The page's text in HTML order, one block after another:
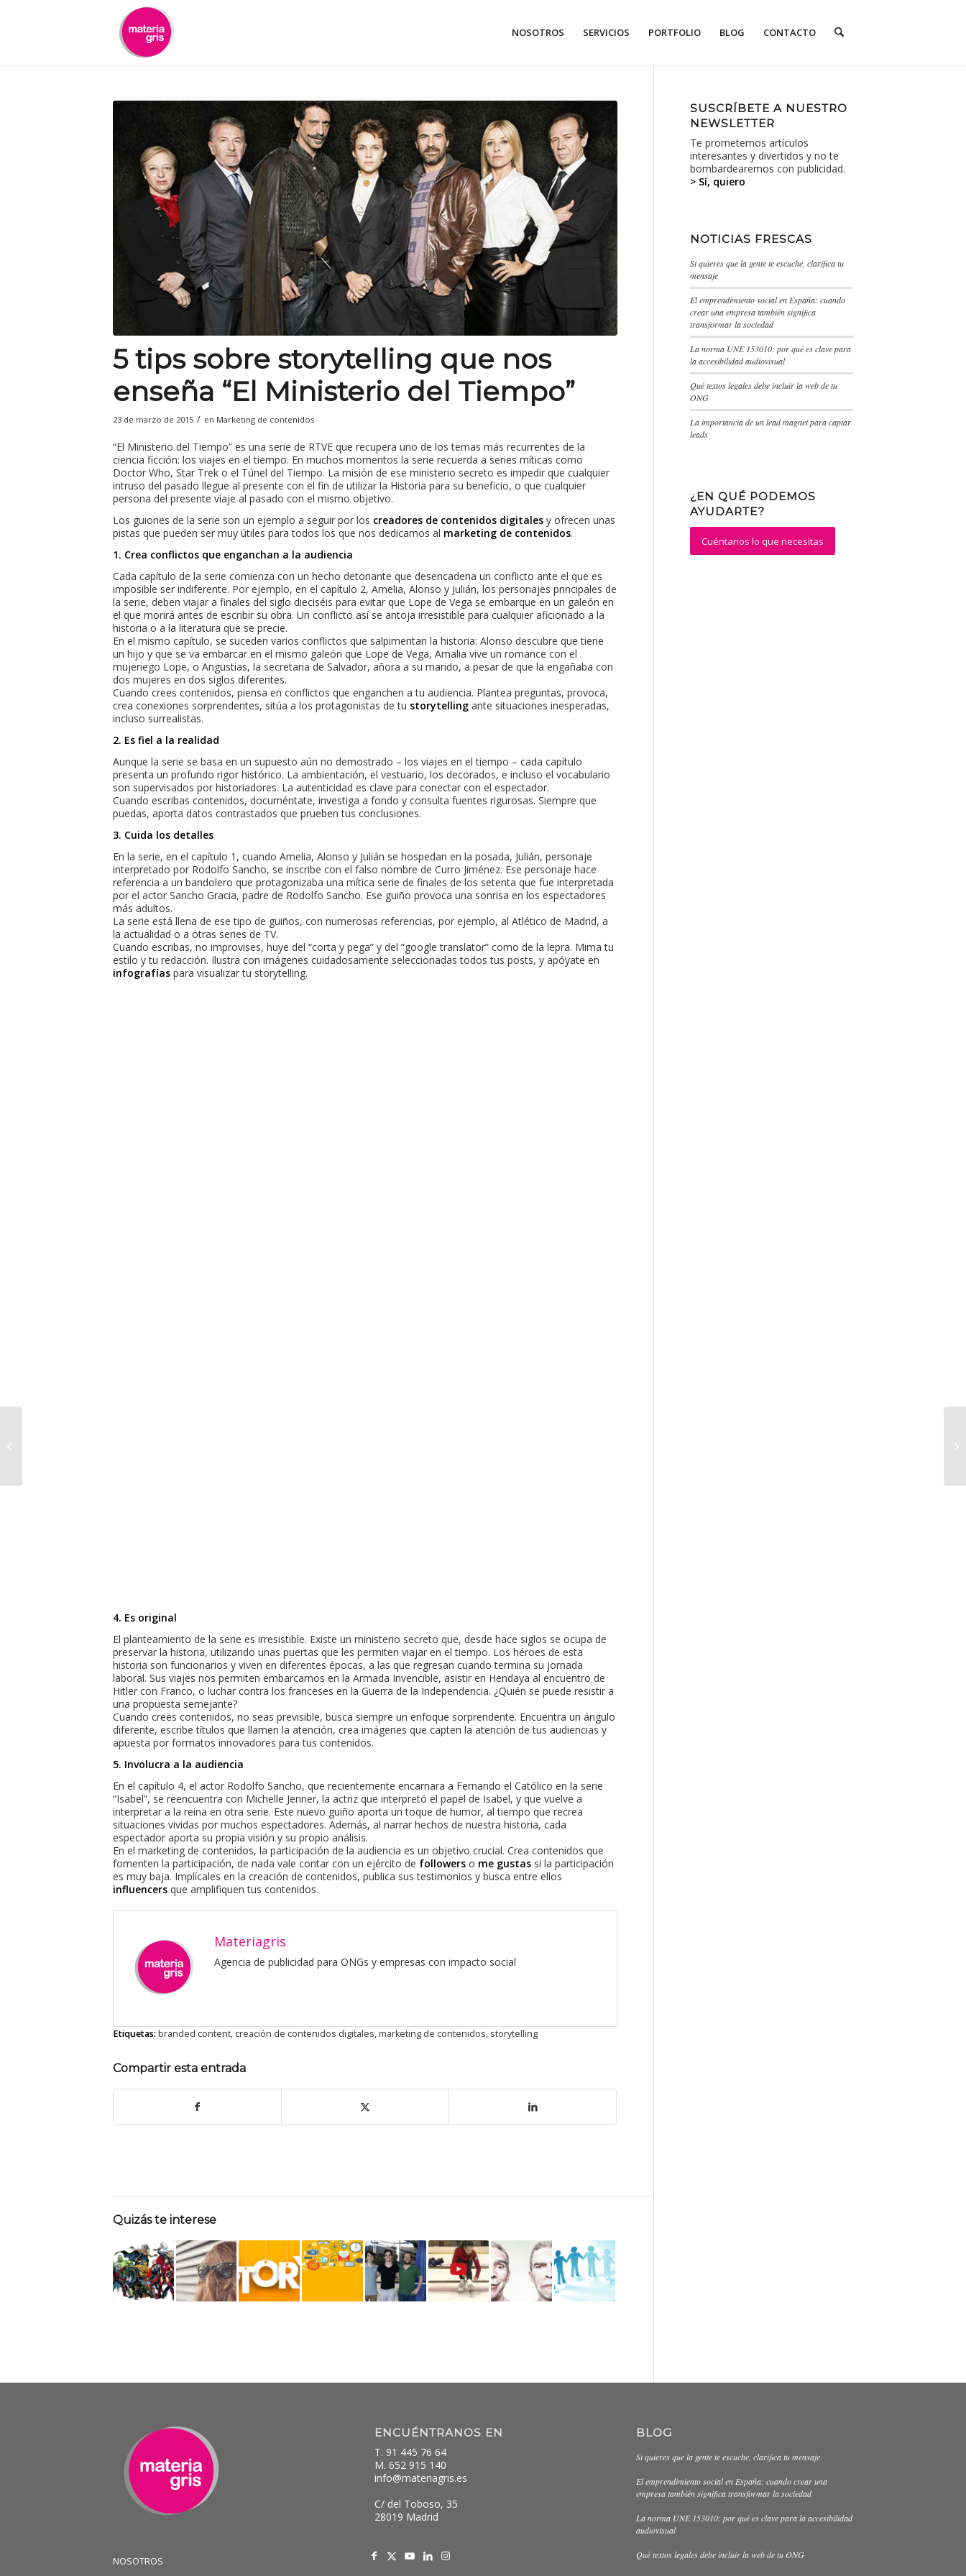
NOSOTROS SERVICIOS PORTFOLIO BLOG CONTACTO
5 tips sobre storytelling que nos
enseña “El Ministerio del Tiempo”
23 de marzo de 2015 / en Marketing de contenidos
“El Ministerio del Tiempo” es una serie de RTVE que recupera uno de los temas más recurrentes de la
ciencia ficción: los viajes en el tiempo. En muchos momentos la serie recuerda a series míticas como
Doctor Who, Star Trek o el Túnel del Tiempo. La misión de ese ministerio secreto es impedir que cualquier
intruso del pasado llegue al presente con el fin de utilizar la Historia para su beneficio, o que cualquier
persona del presente viaje al pasado con el mismo objetivo.
Los guiones de la serie son un ejemplo a seguir por los creadores de contenidos digitales y ofrecen unas
pistas que pueden ser muy útiles para todos los que nos dedicamos al marketing de contenidos.
1. Crea conflictos que enganchan a la audiencia
Cada capítulo de la serie comienza con un hecho detonante que desencadena un conflicto ante el que es
imposible ser indiferente. Por ejemplo, en el capítulo 2, Amelia, Alonso y Julián, los personajes principales de
la serie, deben viajar a finales del siglo dieciséis para evitar que Lope de Vega se embarque en un galeón en
el que morirá antes de escribir su obra. Un conflicto así se antoja irresistible para cualquier aficionado a la
historia o a la literatura que se precie.
En el mismo capítulo, se suceden varios conflictos que salpimentan la historia: Alonso descubre que tiene
un hijo y que se va embarcar en el mismo galeón que Lope de Vega, Amalia vive un romance con el
mujeriego Lope, o Angustias, la secretaria de Salvador, añora a su marido, a pesar de que la engañaba con
dos mujeres en dos siglos diferentes.
Cuando crees contenidos, piensa en conflictos que enganchen a tu audiencia. Plantea preguntas, provoca,
crea conexiones sorprendentes, sitúa a los protagonistas de tu storytelling ante situaciones inesperadas,
incluso surrealistas.
2. Es fiel a la realidad
Aunque la serie se basa en un supuesto aún no demostrado – los viajes en el tiempo – cada capítulo
presenta un profundo rigor histórico. La ambientación, el vestuario, los decorados, e incluso el vocabulario
son supervisados por historiadores. La autenticidad es clave para conectar con el espectador.
Cuando escribas contenidos, documéntate, investiga a fondo y consulta fuentes rigurosas. Siempre que
puedas, aporta datos contrastados que prueben tus conclusiones.
3. Cuida los detalles
En la serie, en el capítulo 1, cuando Amelia, Alonso y Julián se hospedan en la posada, Julián, personaje
interpretado por Rodolfo Sancho, se inscribe con el falso nombre de Curro Jiménez. Ese personaje hace
referencia a un bandolero que protagonizaba una mítica serie de finales de los setenta que fue interpretada
por el actor Sancho Gracia, padre de Rodolfo Sancho. Ese guiño provoca una sonrisa en los espectadores
más adultos.
La serie está llena de ese tipo de guiños, con numerosas referencias, por ejemplo, al Atlético de Madrid, a
la actualidad o a otras series de TV.
Cuando escribas, no improvises, huye del “corta y pega” y del “google translator” como de la lepra. Mima tu
estilo y tu redacción. Ilustra con imágenes cuidadosamente seleccionadas todos tus posts, y apóyate en
infografías para visualizar tu storytelling.
4. Es original
El planteamiento de la serie es irresistible. Existe un ministerio secreto que, desde hace siglos se ocupa de
preservar la historia, utilizando unas puertas que les permiten viajar en el tiempo. Los héroes de esta
historia son funcionarios y viven en diferentes épocas, a las que regresan cuando termina su jornada
laboral. Sus viajes nos permiten embarcarnos en la Armada Invencible, asistir en Hendaya al encuentro de
Hitler con Franco, o luchar contra los franceses en la Guerra de la Independencia. ¿Quién se puede resistir a
una propuesta semejante?
Cuando crees contenidos, no seas previsible, busca siempre un enfoque sorprendente. Encuentra un ángulo
diferente, escribe títulos que llamen la atención, crea imágenes que capten la atención de tus audiencias y
apuesta por formatos innovadores para tus contenidos.
5. Involucra a la audiencia
En el capítulo 4, el actor Rodolfo Sancho, que recientemente encarnara a Fernando el Católico en la serie
“Isabel”, se reencuentra con Michelle Jenner, la actriz que interpretó el papel de Isabel, y que vuelve a
interpretar a la reina en otra serie. Este nuevo guiño aporta un toque de humor, al tiempo que recrea
situaciones vividas por muchos espectadores. Además, al narrar hechos de nuestra historia, cada
espectador aporta su propia visión y su propio análisis.
En el marketing de contenidos, la participación de la audiencia es un objetivo crucial. Crea contenidos que
fomenten la participación, de nada vale contar con un ejército de followers o me gustas si la participación
es muy baja. Implícales en la creación de contenidos, publica sus testimonios y busca entre ellos
influencers que amplifiquen tus contenidos.
Materiagris
Agencia de publicidad para ONGs y empresas con impacto social
Etiquetas: branded content, creación de contenidos digitales,marketing de contenidos, storytelling
Compartir esta entrada
Quizás te interese
SUSCRÍBETE A NUESTRO
NEWSLETTER
Te prometemos artículos
interesantes y divertidos y no te
bombardearemos con publicidad.
> Sí, quiero
NOTICIAS FRESCAS
Si quieres que la gente te escuche, clarifica tu
mensaje
El emprendimiento social en España: cuando
crear una empresa también significa
transformar la sociedad
La norma UNE 153010: por qué es clave para
la accesibilidad audiovisual
Qué textos legales debe incluir la web de tu
ONG
La importancia de un lead magnet para captar
leads
¿EN QUÉ PODEMOS
AYUDARTE?
Cuéntanos lo que necesitas
NOSOTROS
ENCUÉNTRANOS EN
T. 91 445 76 64
M. 652 915 140
info@materiagris.es
C/ del Toboso, 35
28019 Madrid
BLOG
Si quieres que la gente te escuche, clarifica tu mensaje
El emprendimiento social en España: cuando crear una
empresa también significa transformar la sociedad
La norma UNE 153010: por qué es clave para la accesibilidad
audiovisual
Qué textos legales debe incluir la web de tu ONG